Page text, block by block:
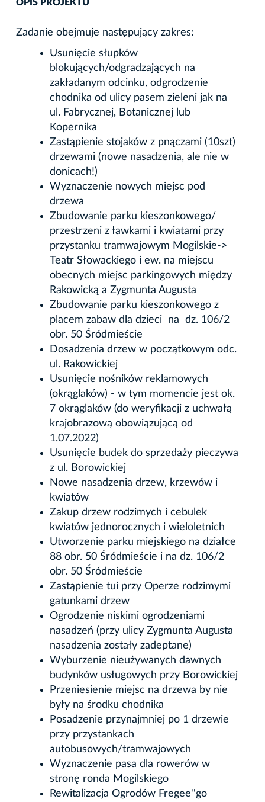
OPIS PROJEKTU
Zadanie obejmuje następujący zakres:
Usunięcie słupków
blokujących/odgradzających na
zakładanym odcinku, odgrodzenie
chodnika od ulicy pasem zieleni jak na
ul. Fabrycznej, Botanicznej lub
Kopernika
Zastąpienie stojaków z pnączami (10szt)
drzewami (nowe nasadzenia, ale nie w
donicach!)
Wyznaczenie nowych miejsc pod
drzewa
Zbudowanie parku kieszonkowego/
przestrzeni z ławkami i kwiatami przy
przystanku tramwajowym Mogilskie->
Teatr Słowackiego i ew. na miejscu
obecnych miejsc parkingowych między
Rakowicką a Zygmunta Augusta
Zbudowanie parku kieszonkowego z
placem zabaw dla dzieci na dz. 106/2
obr. 50 Śródmieście
Dosadzenia drzew w początkowym odc.
ul. Rakowickiej
Usunięcie nośników reklamowych
(okrąglaków) - w tym momencie jest ok.
7 okrąglaków (do weryfikacji z uchwałą
krajobrazową obowiązującą od
1.07.2022)
Usunięcie budek do sprzedaży pieczywa
z ul. Borowickiej
Nowe nasadzenia drzew, krzewów i
kwiatów
Zakup drzew rodzimych i cebulek
kwiatów jednorocznych i wieloletnich
Utworzenie parku miejskiego na działce
88 obr. 50 Śródmieście i na dz. 106/2
obr. 50 Śródmieście
Zastąpienie tui przy Operze rodzimymi
gatunkami drzew
Ogrodzenie niskimi ogrodzeniami
nasadzeń (przy ulicy Zygmunta Augusta
nasadzenia zostały zadeptane)
Wyburzenie nieużywanych dawnych
budynków usługowych przy Borowickiej
Przeniesienie miejsc na drzewa by nie
były na środku chodnika
Posadzenie przynajmniej po 1 drzewie
przy przystankach
autobusowych/tramwajowych
Wyznaczenie pasa dla rowerów w
stronę ronda Mogilskiego
Rewitalizacja Ogrodów Fregee''go